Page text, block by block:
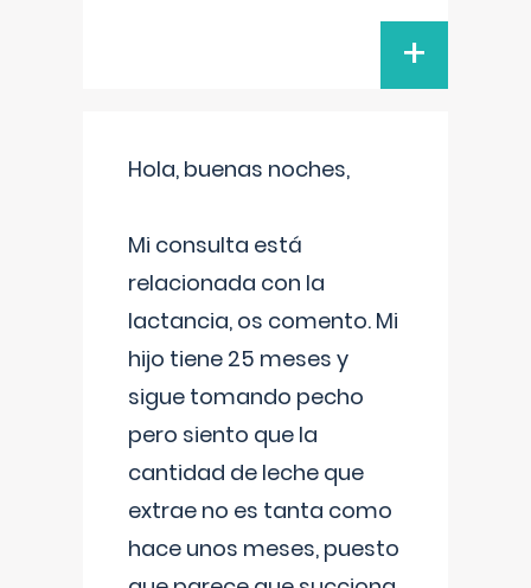
+
Hola, buenas noches,
Mi consulta está
relacionada con la
lactancia, os comento. Mi
hijo tiene 25 meses y
sigue tomando pecho
pero siento que la
cantidad de leche que
extrae no es tanta como
hace unos meses, puesto